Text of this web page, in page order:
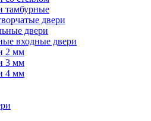
тамбурные
двери
двери
входные двери
2 мм
3 мм
4 мм